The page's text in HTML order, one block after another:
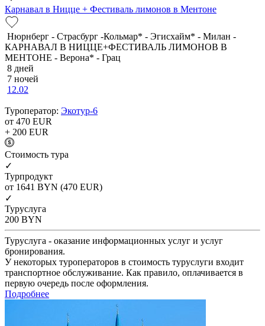
Карнавал в Ницце + Фестиваль лимонов в Ментоне
Нюрнберг - Страсбург -Кольмар* - Эгисхайм* - Милан -
КАРНАВАЛ В НИЦЦЕ+ФЕСТИВАЛЬ ЛИМОНОВ В
МЕНТОНЕ - Верона* - Грац
8 дней
7 ночей
12.02
Туроператор: Экотур-6
от 470 EUR
+ 200 EUR
Cтоимость тура
✓
Турпродукт
от 1641 BYN (470 EUR)
✓
Туруслуга
200 BYN
Туруслуга - оказание информационных услуг и услуг
бронирования.
У некоторых туроператоров в стоимость туруслуги входит
транспортное обслуживание. Как правило, оплачивается в
первую очередь после оформления.
Подробнее